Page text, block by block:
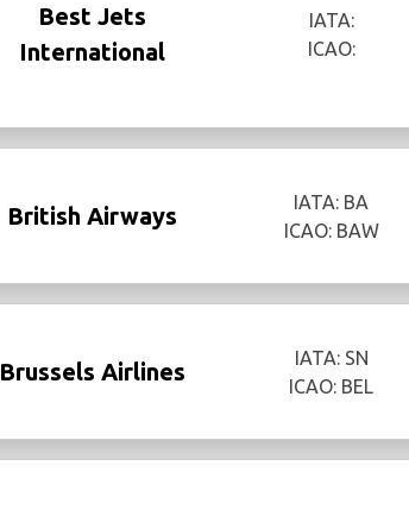
Best Jets
International
IATA:
ICAO:
British Airways
IATA: BA
ICAO: BAW
Brussels Airlines
IATA: SN
ICAO: BEL